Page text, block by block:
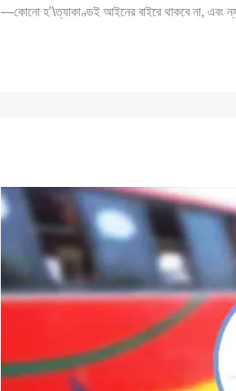
—কোনো হ’\ত্যাকাণ্ডই আইনের বাইরে থাকবে না, এবং